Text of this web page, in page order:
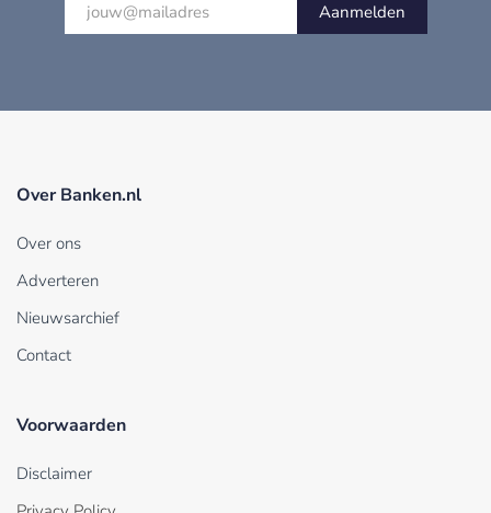
Aanmelden
Over Banken.nl
Over ons
Adverteren
Nieuwsarchief
Contact
Voorwaarden
Disclaimer